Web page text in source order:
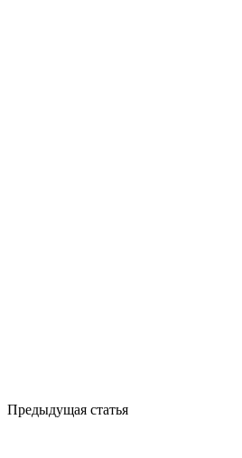
Предыдущая статья